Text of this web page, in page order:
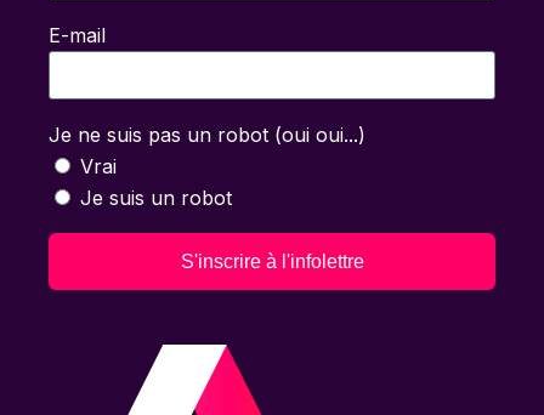
E-mail
Je ne suis pas un robot (oui oui...)
Vrai
Je suis un robot
S'inscrire à l'infolettre